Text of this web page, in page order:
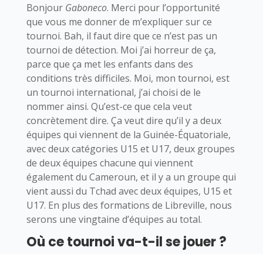
Bonjour Gaboneco. Merci pour l’opportunité
que vous me donner de m’expliquer sur ce
tournoi. Bah, il faut dire que ce n’est pas un
tournoi de détection. Moi j’ai horreur de ça,
parce que ça met les enfants dans des
conditions très difficiles. Moi, mon tournoi, est
un tournoi international, j’ai choisi de le
nommer ainsi. Qu’est-ce que cela veut
concrètement dire. Ça veut dire qu’il y a deux
équipes qui viennent de la Guinée-Équatoriale,
avec deux catégories U15 et U17, deux groupes
de deux équipes chacune qui viennent
également du Cameroun, et il y a un groupe qui
vient aussi du Tchad avec deux équipes, U15 et
U17. En plus des formations de Libreville, nous
serons une vingtaine d’équipes au total.
Où ce tournoi va-t-il se jouer ?